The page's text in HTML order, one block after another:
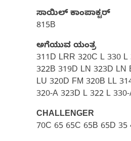
ಸಾಯಿಲ್ ಕಾಂಪಾಕ್ಟರ್
815B
ಅಗೆಯುವ ಯಂತ್ರ
311D LRR 320C L 330
322B 319D LN 323D LN
LU 320D FM 320B LL
320-A 323D L 322 L
CHALLENGER
70C 65 65C 65B 65D 35